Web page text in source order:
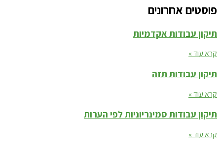
פוסטים אחרונים
תיקון עבודות אקדמיות
קרא עוד »
תיקון עבודות תזה
קרא עוד »
תיקון עבודות סמינריוניות לפי הערות
קרא עוד »